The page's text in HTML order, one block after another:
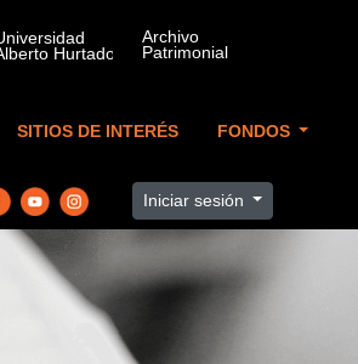
SITIOS DE INTERÉS FONDOS
Iniciar sesión